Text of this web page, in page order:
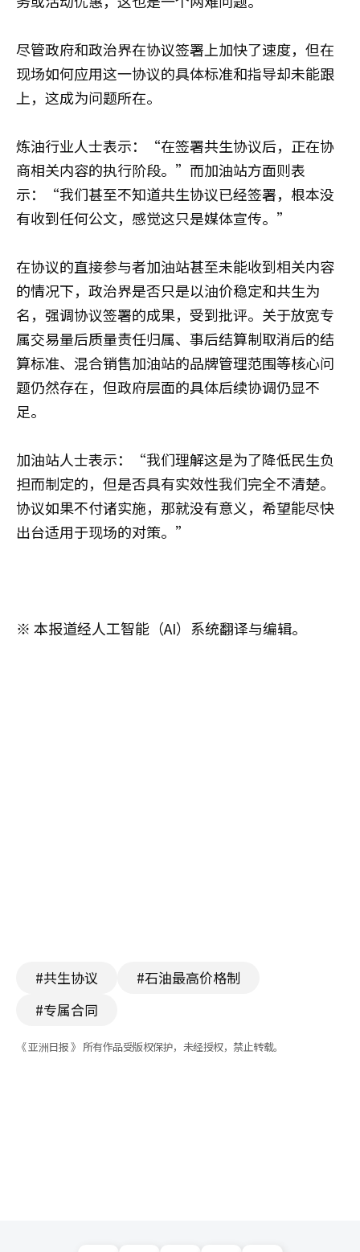
尽管政府和政治界在协议签署上加快了速度，但在
现场如何应用这一协议的具体标准和指导却未能跟
上，这成为问题所在。
炼油行业人士表示：“在签署共生协议后，正在协
商相关内容的执行阶段。”而加油站方面则表
示：“我们甚至不知道共生协议已经签署，根本没
有收到任何公文，感觉这只是媒体宣传。”
在协议的直接参与者加油站甚至未能收到相关内容
的情况下，政治界是否只是以油价稳定和共生为
名，强调协议签署的成果，受到批评。关于放宽专
属交易量后质量责任归属、事后结算制取消后的结
算标准、混合销售加油站的品牌管理范围等核心问
题仍然存在，但政府层面的具体后续协调仍显不
足。
加油站人士表示：“我们理解这是为了降低民生负
担而制定的，但是否具有实效性我们完全不清楚。
协议如果不付诸实施，那就没有意义，希望能尽快
出台适用于现场的对策。”
※ 本报道经人工智能（AI）系统翻译与编辑。
#共生协议
#石油最高价格制
#专属合同
《 亚洲日报 》 所有作品受版权保护，未经授权，禁止转载。